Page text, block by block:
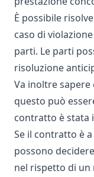
È possibile
caso di
parti. Le parti
risoluzione
Va inoltre sapere
questo può
contratto è stata
Se il contratto è
possono
nel rispetto di un